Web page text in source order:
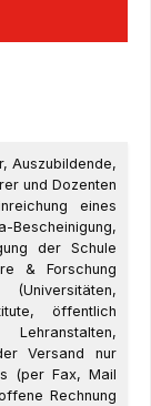
Auszubildende,
und Dozenten
eines
der Schule
& Forschung
öffentlich
Versand nur
(per Fax, Mail
Rechnung